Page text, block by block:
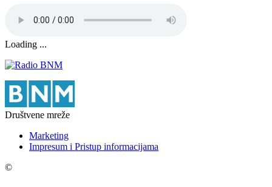
Loading ...
Društvene mreže
Marketing
Impresum i Pristup informacijama
©